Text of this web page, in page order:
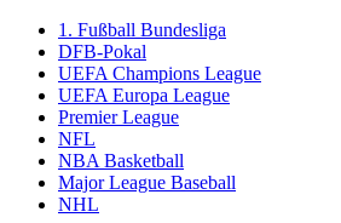
1. Fußball Bundesliga
DFB-Pokal
UEFA Champions League
UEFA Europa League
Premier League
NFL
NBA Basketball
Major League Baseball
NHL